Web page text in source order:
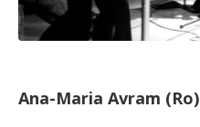
Ana-Maria Avram (Ro)